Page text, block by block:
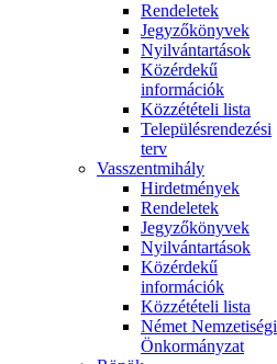
Rendeletek
Jegyzőkönyvek
Nyilvántartások
Közérdekű
információk
Közzétételi lista
Településrendezési
terv
Vasszentmihály
Hirdetmények
Rendeletek
Jegyzőkönyvek
Nyilvántartások
Közérdekű
információk
Közzétételi lista
Német Nemzetiségi
Önkormányzat